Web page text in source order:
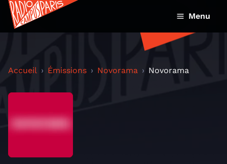
Menu
Accueil Émissions Novorama Novorama